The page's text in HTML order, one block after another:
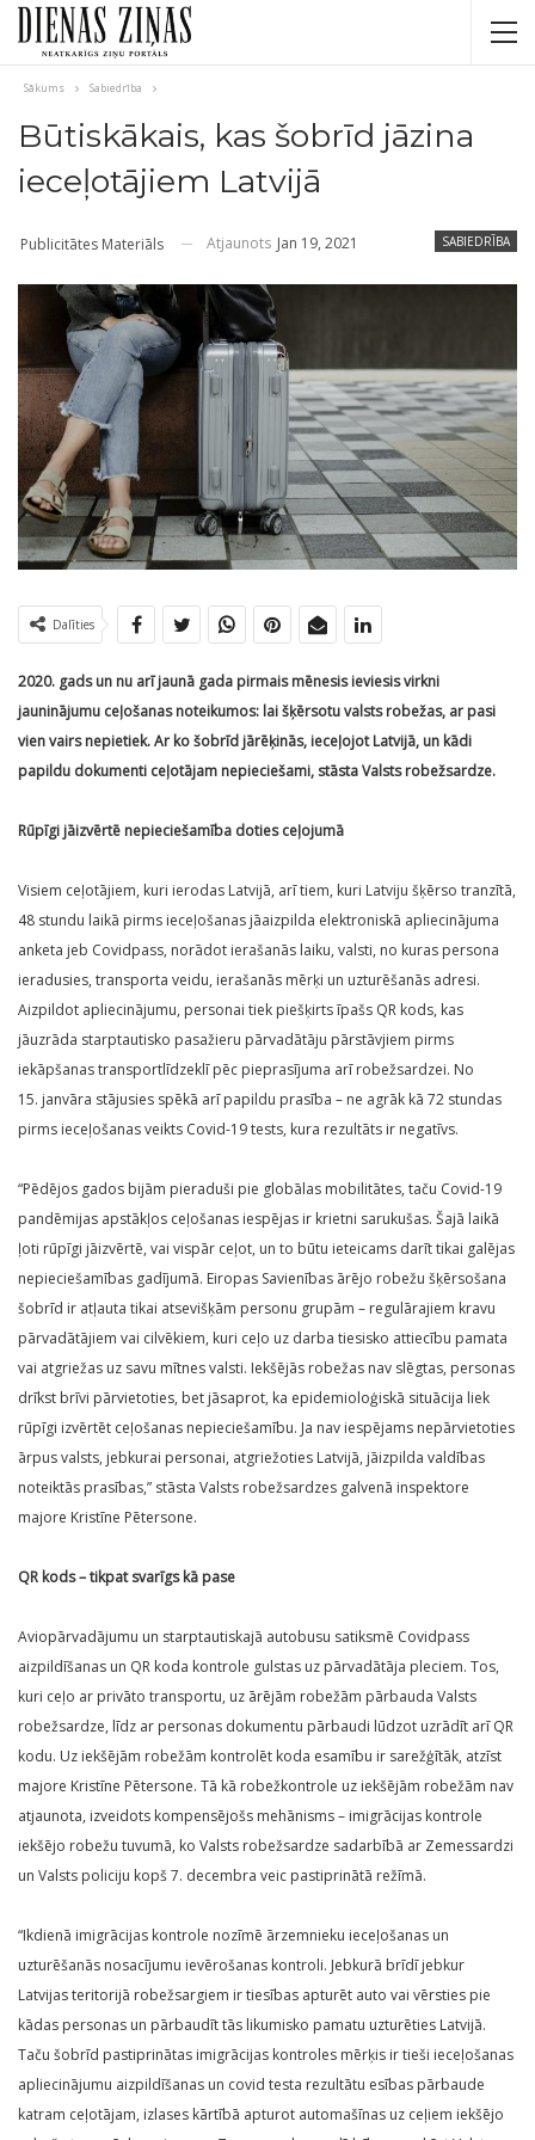
Sākums Sabiedrība
Būtiskākais, kas šobrīd jāzina
ieceļotājiem Latvijā
SABIEDRĪBA
Publicitātes Materiāls Atjaunots Jan 19, 2021
Dalīties
2020. gads un nu arī jaunā gada pirmais mēnesis ieviesis virkni
jauninājumu ceļošanas noteikumos: lai šķērsotu valsts robežas, ar pasi
vien vairs nepietiek. Ar ko šobrīd jārēķinās, ieceļojot Latvijā, un kādi
papildu dokumenti ceļotājam nepieciešami, stāsta Valsts robežsardze.
Rūpīgi jāizvērtē nepieciešamība doties ceļojumā
Visiem ceļotājiem, kuri ierodas Latvijā, arī tiem, kuri Latviju šķērso tranzītā,
48 stundu laikā pirms ieceļošanas jāaizpilda elektroniskā apliecinājuma
anketa jeb Covidpass, norādot ierašanās laiku, valsti, no kuras persona
ieradusies, transporta veidu, ierašanās mērķi un uzturēšanās adresi.
Aizpildot apliecinājumu, personai tiek piešķirts īpašs QR kods, kas
jāuzrāda starptautisko pasažieru pārvadātāju pārstāvjiem pirms
iekāpšanas transportlīdzeklī pēc pieprasījuma arī robežsardzei. No
15. janvāra stājusies spēkā arī papildu prasība – ne agrāk kā 72 stundas
pirms ieceļošanas veikts Covid-19 tests, kura rezultāts ir negatīvs.
“Pēdējos gados bijām pieraduši pie globālas mobilitātes, taču Covid-19
pandēmijas apstākļos ceļošanas iespējas ir krietni sarukušas. Šajā laikā
ļoti rūpīgi jāizvērtē, vai vispār ceļot, un to būtu ieteicams darīt tikai galējas
nepieciešamības gadījumā. Eiropas Savienības ārējo robežu šķērsošana
šobrīd ir atļauta tikai atsevišķām personu grupām – regulārajiem kravu
pārvadātājiem vai cilvēkiem, kuri ceļo uz darba tiesisko attiecību pamata
vai atgriežas uz savu mītnes valsti. Iekšējās robežas nav slēgtas, personas
drīkst brīvi pārvietoties, bet jāsaprot, ka epidemioloģiskā situācija liek
rūpīgi izvērtēt ceļošanas nepieciešamību. Ja nav iespējams nepārvietoties
ārpus valsts, jebkurai personai, atgriežoties Latvijā, jāizpilda valdības
noteiktās prasības,” stāsta Valsts robežsardzes galvenā inspektore
majore Kristīne Pētersone.
QR kods – tikpat svarīgs kā pase
Aviopārvadājumu un starptautiskajā autobusu satiksmē Covidpass
aizpildīšanas un QR koda kontrole gulstas uz pārvadātāja pleciem. Tos,
kuri ceļo ar privāto transportu, uz ārējām robežām pārbauda Valsts
robežsardze, līdz ar personas dokumentu pārbaudi lūdzot uzrādīt arī QR
kodu. Uz iekšējām robežām kontrolēt koda esamību ir sarežģītāk, atzīst
majore Kristīne Pētersone. Tā kā robežkontrole uz iekšējām robežām nav
atjaunota, izveidots kompensējošs mehānisms – imigrācijas kontrole
iekšējo robežu tuvumā, ko Valsts robežsardze sadarbībā ar Zemessardzi
un Valsts policiju kopš 7. decembra veic pastiprinātā režīmā.
“Ikdienā imigrācijas kontrole nozīmē ārzemnieku ieceļošanas un
uzturēšanās nosacījumu ievērošanas kontroli. Jebkurā brīdī jebkur
Latvijas teritorijā robežsargiem ir tiesības apturēt auto vai vērsties pie
kādas personas un pārbaudīt tās likumisko pamatu uzturēties Latvijā.
Taču šobrīd pastiprinātas imigrācijas kontroles mērķis ir tieši ieceļošanas
apliecinājumu aizpildīšanas un covid testa rezultātu esības pārbaude
katram ceļotājam, izlases kārtībā apturot automašīnas uz ceļiem iekšējo